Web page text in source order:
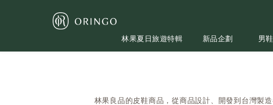
林果夏日旅遊特輯 新品企劃 男鞋
林果良品的皮鞋商品，從商品設計、開發到台灣製